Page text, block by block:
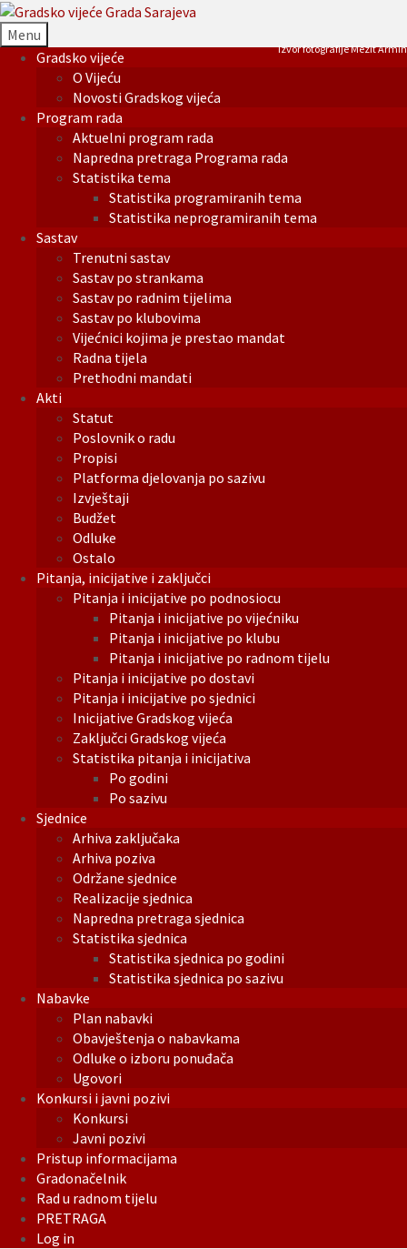
Menu
Gradsko vijeće
O Vijeću
Novosti Gradskog vijeća
Program rada
Aktuelni program rada
Napredna pretraga Programa rada
Statistika tema
Statistika programiranih tema
Statistika neprogramiranih tema
Sastav
Trenutni sastav
Sastav po strankama
Sastav po radnim tijelima
Sastav po klubovima
Vijećnici kojima je prestao mandat
Radna tijela
Prethodni mandati
Akti
Statut
Poslovnik o radu
Propisi
Platforma djelovanja po sazivu
Izvještaji
Budžet
Odluke
Ostalo
Pitanja, inicijative i zaključci
Pitanja i inicijative po podnosiocu
Pitanja i inicijative po vijećniku
Pitanja i inicijative po klubu
Pitanja i inicijative po radnom tijelu
Pitanja i inicijative po dostavi
Pitanja i inicijative po sjednici
Inicijative Gradskog vijeća
Zaključci Gradskog vijeća
Statistika pitanja i inicijativa
Po godini
Po sazivu
Sjednice
Arhiva zaključaka
Arhiva poziva
Održane sjednice
Realizacije sjednica
Napredna pretraga sjednica
Statistika sjednica
Statistika sjednica po godini
Statistika sjednica po sazivu
Nabavke
Plan nabavki
Obavještenja o nabavkama
Odluke o izboru ponuđača
Ugovori
Konkursi i javni pozivi
Konkursi
Javni pozivi
Pristup informacijama
Gradonačelnik
Rad u radnom tijelu
PRETRAGA
Log in
Izvor fotografije Mezit Armin